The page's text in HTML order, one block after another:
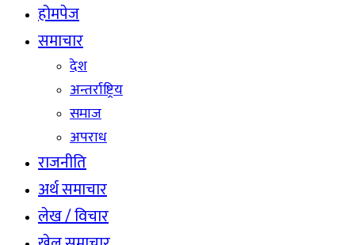
होमपेज
समाचार
देश
अन्तर्राष्ट्रिय
समाज
अपराध
राजनीति
अर्थ समाचार
लेख / विचार